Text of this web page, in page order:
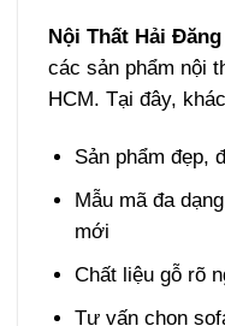
Nội Thất Hải Đăng
các sản phẩm nội
HCM. Tại đây,
Sản phẩm đẹp,
Mẫu mã đa
mới
Chất liệu gỗ rõ
Tư vấn chọn